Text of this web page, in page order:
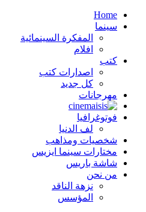
Home
سينما
المفكرة السينمائية
افلام
كتب
اصدارات كتب
كل جديد
مهرجانات
فوتوغرافيا
لف الدنيا
شخصيات ومذاهب
مختارات سينما ايزيس
شاشة باريس
من نحن
نزهة الناقد
المؤسس